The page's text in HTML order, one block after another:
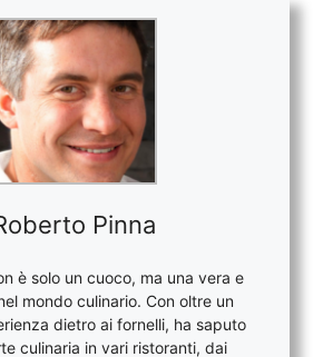
Pinna
è solo un cuoco, ma una vera e
mondo culinario. Con oltre un
dietro ai fornelli, ha saputo
culinaria in vari ristoranti, dai